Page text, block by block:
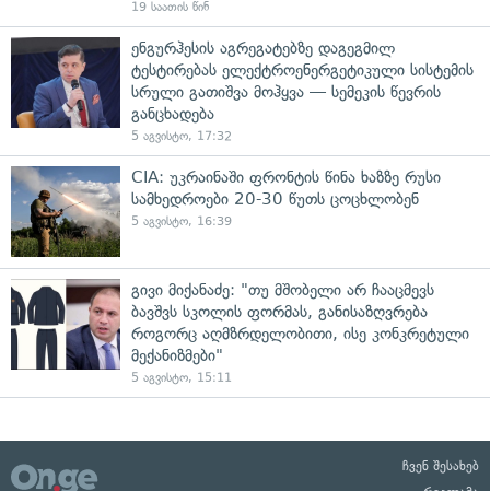
19 საათის წინ
ენგურჰესის აგრეგატებზე დაგეგმილ
ტესტირებას ელექტროენერგეტიკული სისტემის
სრული გათიშვა მოჰყვა — სემეკის წევრის
განცხადება
5 აგვისტო, 17:32
CIA: უკრაინაში ფრონტის წინა ხაზზე რუსი
სამხედროები 20-30 წუთს ცოცხლობენ
5 აგვისტო, 16:39
გივი მიქანაძე: "თუ მშობელი არ ჩააცმევს
ბავშვს სკოლის ფორმას, განისაზღვრება
როგორც აღმზრდელობითი, ისე კონკრეტული
მექანიზმები"
5 აგვისტო, 15:11
ჩვენ შესახებ